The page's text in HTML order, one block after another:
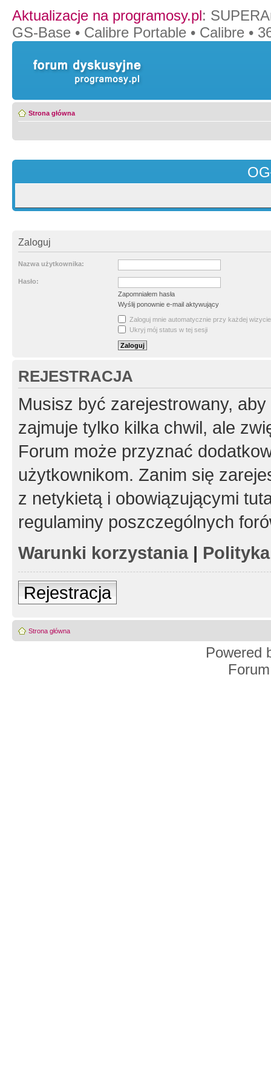
Aktualizacje na programosy.pl:
GS-Base • Calibre Portable • Calibre •
Strona główna
Zaloguj
Nazwa użytkownika:
Hasło:
Zapomniałem hasła
Wyślij ponownie e-mail aktywujący
Zaloguj mnie automatycznie przy każdej wizycie
Ukryj mój status w tej sesji
REJESTRACJA
Musisz być zarejestrowany,
zajmuje tylko kilka chwil, ale
Forum może przyznać
użytkownikom. Zanim się
z netykietą i obowiązującymi
regulaminy poszczególnych
Warunki korzystania|
Rejestracja
Strona główna
Powered